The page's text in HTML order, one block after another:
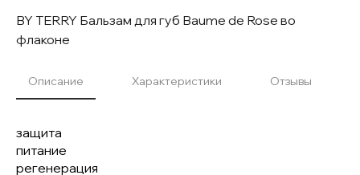
BY TERRY Бальзам для губ Baume de Rose во
флаконе
Описание Характеристики Отзывы
защита
питание
регенерация